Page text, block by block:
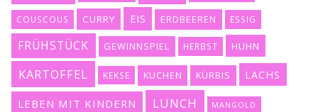
COUSCOUS CURRY EIS ERDBEEREN ESSIG
FRÜHSTÜCK GEWINNSPIEL HERBST HUHN
KARTOFFEL KEKSE KUCHEN KÜRBIS LACHS
LEBEN MIT KINDERN LUNCH MANGOLD